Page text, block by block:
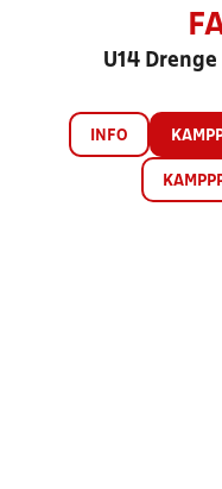
U14
INFO